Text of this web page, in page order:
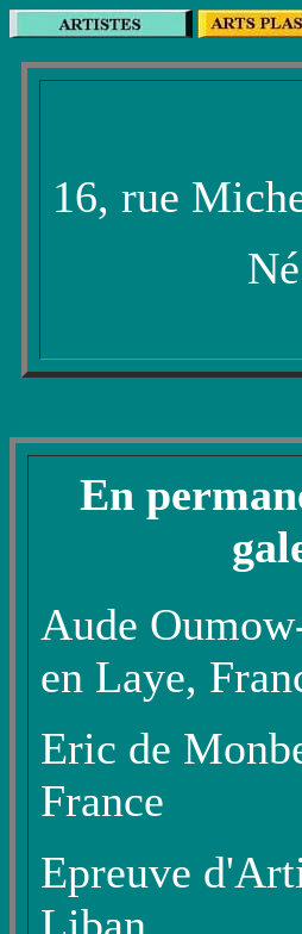
16, rue
En
Aude
en Laye,
Eric de
France
Epreuve